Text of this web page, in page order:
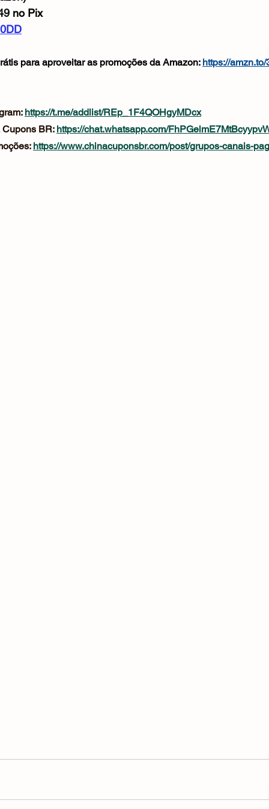
Mouse
no Pix
para aproveitar as promoções da Amazon: https://
https://t.me/addlist/REp_1F4QOHgyMDcx
Cupons BR: https://chat.whatsapp.com/
https://www.chinacuponsbr.com/post/grupos-canais-